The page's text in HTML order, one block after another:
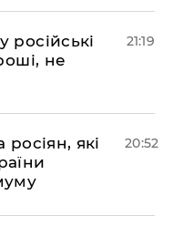
російські
не
21:19
які
20:52